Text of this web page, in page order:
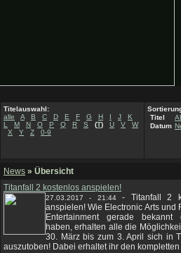
Titelauswahl:
alle
A B C D E F G H I J
K
L
M N O P Q R S (T) U V
W
X
Y Z 0-9
Titel
Datum
News » Übersicht
Titanfall 2 kostenlos anspielen!
27.03.2017 - 21:44 - Titanfall 2
anspielen! Wie Electronic Arts und
Entertainment gerade bekannt
haben, erhalten alle die
30. März bis zum 3. April sich in
auszutoben! Dabei erhaltet ihr den kompletten